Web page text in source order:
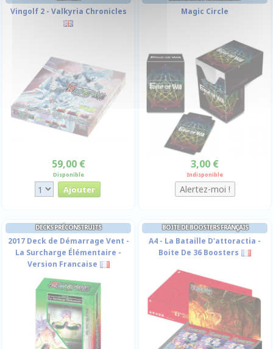
Vingolf 2 - Valkyria Chronicles
59,00 €
Disponible
Magic Circle
3,00 €
Indisponible
DECKS PRÉCONSTRUITS
2017 Deck de Démarrage Vent -
La Surcharge Élémentaire -
Version Francaise
BOITE DE BOOSTERS FRANÇAIS
A4 - La Bataille D'attoractia -
Boite De 36 Boosters